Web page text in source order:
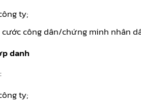
ty;
cước công dân/chứng minh nhân
danh
ty;